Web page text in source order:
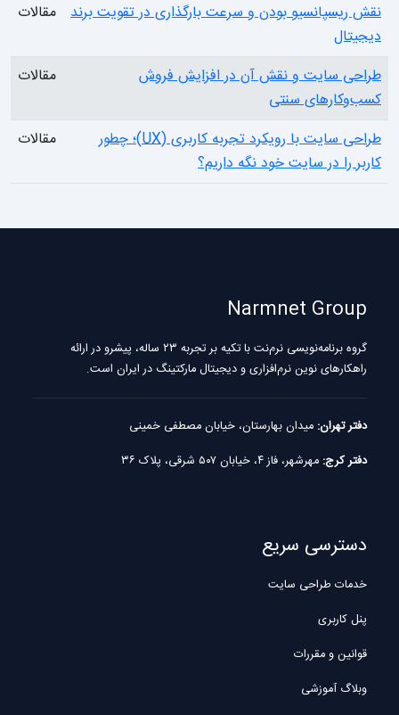
نقش ریسپانسیو بودن و سرعت بارگذاری در تقویت برند
دیجیتال
مقالات
طراحی سایت و نقش آن در افزایش فروش
کسب‌وکارهای سنتی
مقالات
طراحی سایت با رویکرد تجربه کاربری (UX)؛ چطور
کاربر را در سایت خود نگه داریم؟
مقالات
Narmnet Group
گروه برنامه‌نویسی نرم‌نت با تکیه بر تجربه ۲۳ ساله، پیشرو در ارائه
راهکارهای نوین نرم‌افزاری و دیجیتال مارکتینگ در ایران است.
دفتر تهران: میدان بهارستان، خیابان مصطفی خمینی
دفتر کرج: مهرشهر، فاز ۴، خیابان ۵۰۷ شرقی، پلاک ۳۶
دسترسی سریع
خدمات طراحی سایت
پنل کاربری
قوانین و مقررات
وبلاگ آموزشی